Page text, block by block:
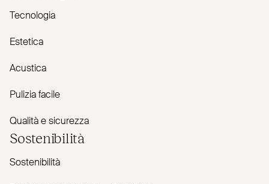
Tecnologia
Estetica
Acustica
Pulizia facile
Qualità e sicurezza
Sostenibilità
Sostenibilità